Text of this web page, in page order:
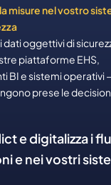
misure nel vostro
dati oggettivi di
piattaforme EHS,
BI e sistemi operativi
prese le
e digitalizza i
e nei vostri